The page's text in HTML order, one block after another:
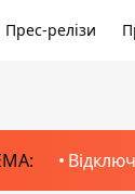
Прес-релізи